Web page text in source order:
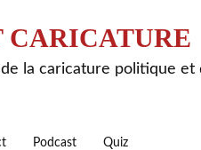
CARICATURE
la caricature politique et
Podcast Quiz